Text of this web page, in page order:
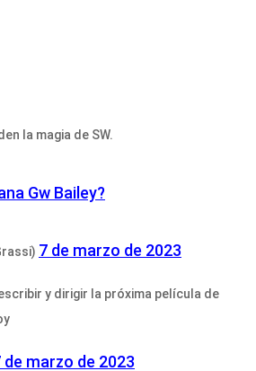
la magia de SW.
Gw Bailey?
7 de marzo de 2023
y dirigir la próxima película de
de marzo de 2023